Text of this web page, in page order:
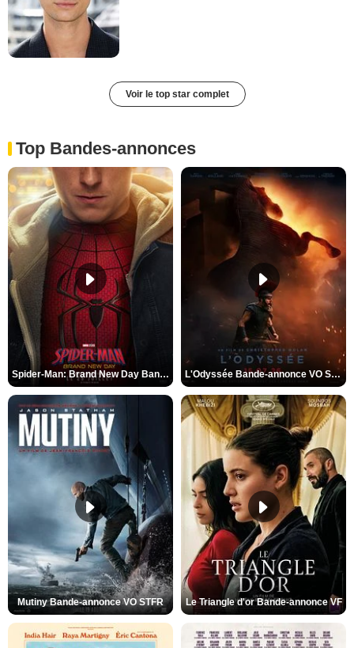
Voir le top star complet
Top Bandes-annonces
Spider-Man: Brand New Day Bande-annonce VO STFR L'Odyssée Bande-annonce VO STFR
Mutiny Bande-annonce VO STFR Le Triangle d'or Bande-annonce VF